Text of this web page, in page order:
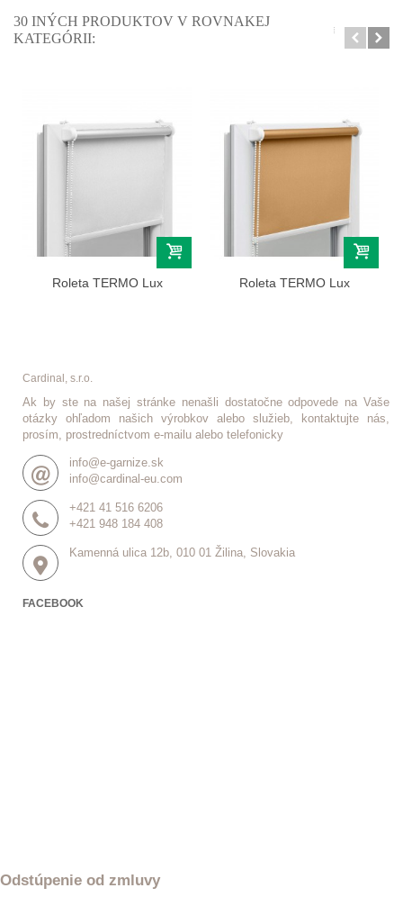
30 INÝCH PRODUKTOV V ROVNAKEJ
KATEGÓRII:
Roleta TERMO Lux
Roleta TERMO Lux
Cardinal, s.r.o.
Ak by ste na našej stránke nenašli dostatočne odpovede na Vaše
otázky ohľadom našich výrobkov alebo služieb, kontaktujte nás,
prosím, prostredníctvom e-mailu alebo telefonicky
info@e-garnize.sk
info@cardinal-eu.com
+421 41 516 6206
+421 948 184 408
Kamenná ulica 12b, 010 01 Žilina, Slovakia
FACEBOOK
Odstúpenie od zmluvy